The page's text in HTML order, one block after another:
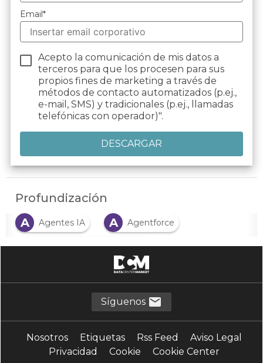
Email*
Acepto la comunicación de mis datos a
terceros para que los procesen para sus
propios fines de marketing a través de
métodos de contacto automatizados (p.ej.,
e-mail, SMS) y tradicionales (p.ej., llamadas
telefónicas con operador)".
Profundización
A
Agentes IA A Agentforce
A automatización inteligente
C colaboración
E Empresa agéntica
inteligencia artificial S Salesforce
Síguenos
Nosotros Etiquetas Rss Feed
Aviso Legal
Privacidad
Cookie Cookie Center